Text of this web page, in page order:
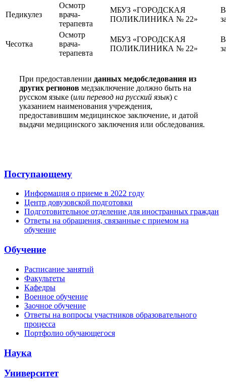
Педикулез
Осмотр
врача-
терапевта
МБУЗ «ГОРОДСКАЯ
ПОЛИКЛИНИКА № 22»
В
Чесотка
Осмотр
врача-
терапевта
МБУЗ «ГОРОДСКАЯ
ПОЛИКЛИНИКА № 22»
В
При предоставлении данных медобследования из
других регионов медзаключение должно быть на
русском языке (или перевод на русский язык) с
указанием наименования учреждения,
предоставившим медицинское заключение, и датой
выдачи медицинского заключения или обследования.
Поступающему
Информация о приеме в 2022 году
Центр довузовской подготовки
Подготовительное отделение для иностранных граждан
Ответы на обращения, связанные с приемом на
обучение
Обучение
Расписание занятий
Факультеты
Кафедры
Военное обучение
Заочное обучение
Ответы на вопросы участников образовательного
процесса
Портфолио обучающегося
Наука
Университет